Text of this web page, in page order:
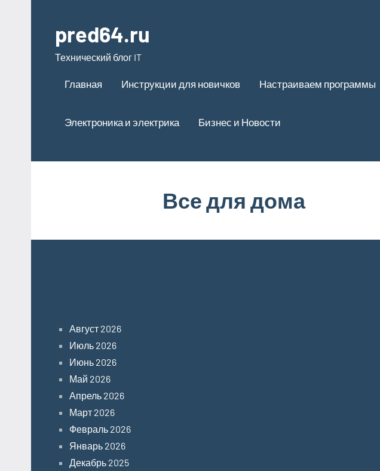
содержимому
pred64.ru
Технический блог IT
Главная Инструкции для новичков Настраиваем программы
Электроника и электрика Бизнес и Новости
Все для дома
Август 2026
Июль 2026
Июнь 2026
Май 2026
Апрель 2026
Март 2026
Февраль 2026
Январь 2026
Декабрь 2025